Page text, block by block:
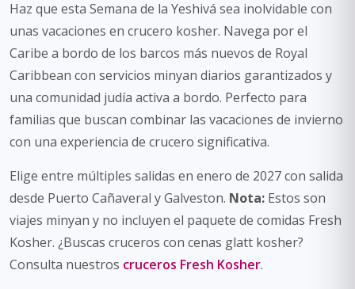
Haz que esta Semana de la Yeshivá sea inolvidable con
unas vacaciones en crucero kosher. Navega por el
Caribe a bordo de los barcos más nuevos de Royal
Caribbean con servicios minyan diarios garantizados y
una comunidad judía activa a bordo. Perfecto para
familias que buscan combinar las vacaciones de invierno
con una experiencia de crucero significativa.
Elige entre múltiples salidas en enero de 2027 con salida
desde Puerto Cañaveral y Galveston. Nota: Estos son
viajes minyan y no incluyen el paquete de comidas Fresh
Kosher. ¿Buscas cruceros con cenas glatt kosher?
Consulta nuestros cruceros Fresh Kosher.